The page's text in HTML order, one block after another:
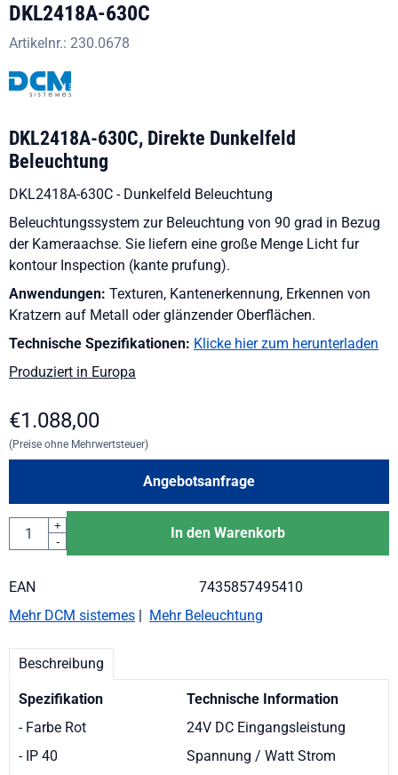
DKL2418A-630C
Artikelnr.: 230.0678
DKL2418A-630C, Direkte Dunkelfeld
Beleuchtung
DKL2418A-630C - Dunkelfeld Beleuchtung
Beleuchtungssystem zur Beleuchtung von 90 grad in Bezug
der Kameraachse. Sie liefern eine große Menge Licht fur
kontour Inspection (kante prufung).
Anwendungen: Texturen, Kantenerkennung, Erkennen von
Kratzern auf Metall oder glänzender Oberflächen.
Technische Spezifikationen: Klicke hier zum herunterladen
Produziert in Europa
€1.088,00
(Preise ohne Mehrwertsteuer)
Angebotsanfrage
Anzahl
+
-
In den Warenkorb
EAN
7435857495410
Mehr DCM sistemes
Mehr Beleuchtung
Beschreibung
Spezifikation
- Farbe Rot
- IP 40
Technische Information
24V DC Eingangsleistung
Spannung / Watt Strom